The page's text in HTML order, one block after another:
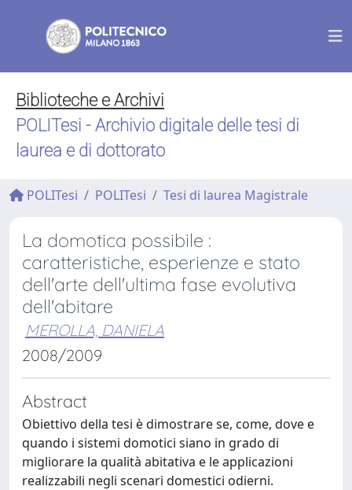
Biblioteche e Archivi
POLITesi - Archivio digitale delle tesi di
laurea e di dottorato
POLITesi POLITesi Tesi di laurea Magistrale
La domotica possibile :
caratteristiche, esperienze e stato
dell'arte dell'ultima fase evolutiva
dell'abitare
MEROLLA, DANIELA
2008/2009
Abstract
Obiettivo della tesi è dimostrare se, come, dove e
quando i sistemi domotici siano in grado di
migliorare la qualità abitativa e le applicazioni
realizzabili negli scenari domestici odierni.